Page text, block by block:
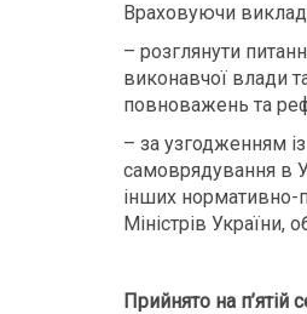
Враховуючи
– розглянути
виконавчої влади
повноважень та
– за узгодженням
самоврядування в
інших нормативно-
Міністрів
Прийнято на п’ятій